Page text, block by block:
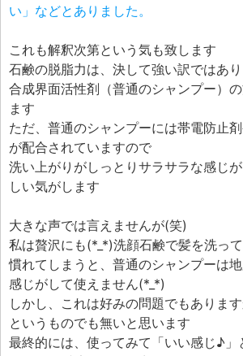
い」などとありました。
これも解釈次第という気も致します
石鹸の脱脂力は、決して強い訳ではあ
合成界面活性剤（普通のシャンプー）
ます
ただ、普通のシャンプーには帯電防止
が配合されていますので
洗い上がりがしっとりサラサラな感じ
しい気がします
大きな声では言えませんが(笑)
私は贅沢にも(*_*)洗顔石鹸で髪を洗っ
慣れてしまうと、普通のシャンプーは
感じがして使えません(*_*)
しかし、これは好みの問題でもありま
というものでも無いと思います
最終的には、使ってみて「いい感じ♪」